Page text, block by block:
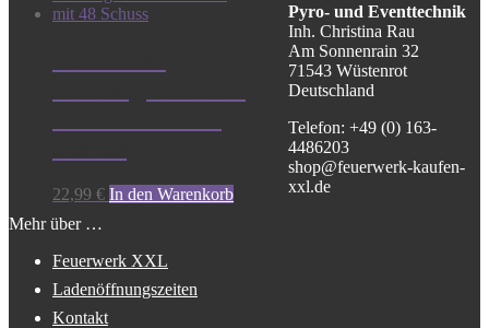
22,99 € In den Warenkorb
Pyro- und Eventtechnik
Inh. Christina Rau
Am Sonnenrain 32
71543 Wüstenrot
Deutschland
Telefon: +49 (0) 163-
4486203
shop@feuerwerk-kaufen-
xxl.de
Mehr über …
Feuerwerk XXL
Ladenöffnungszeiten
Kontakt